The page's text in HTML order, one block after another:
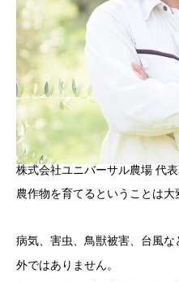
株式会社ユニバーサル農場 代
農作物を育てるということは大
病気、害虫、鳥獣被害、台風
外ではありません。